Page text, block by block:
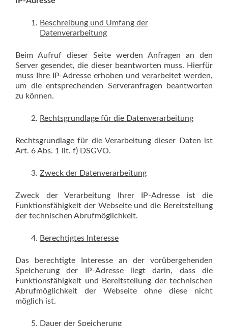
Beschreibung und Umfang der
Datenverarbeitung
Beim Aufruf dieser Seite werden Anfragen an den
Server gesendet, die dieser beantworten muss. Hierfür
muss Ihre IP-Adresse erhoben und verarbeitet werden,
um die entsprechenden Serveranfragen beantworten
zu können.
Rechtsgrundlage für die Datenverarbeitung
Rechtsgrundlage für die Verarbeitung dieser Daten ist
Art. 6 Abs. 1 lit. f) DSGVO.
Zweck der Datenverarbeitung
Zweck der Verarbeitung Ihrer IP-Adresse ist die
Funktionsfähigkeit der Webseite und die Bereitstellung
der technischen Abrufmöglichkeit.
Berechtigtes Interesse
Das berechtigte Interesse an der vorübergehenden
Speicherung der IP-Adresse liegt darin, dass die
Funktionsfähigkeit und Bereitstellung der technischen
Abrufmöglichkeit der Webseite ohne diese nicht
möglich ist.
Dauer der Speicherung